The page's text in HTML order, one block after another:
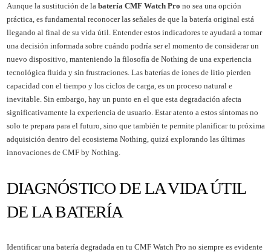
Aunque la sustitución de la batería CMF Watch Pro no sea una opción
práctica, es fundamental reconocer las señales de que la batería original está
llegando al final de su vida útil. Entender estos indicadores te ayudará a tomar
una decisión informada sobre cuándo podría ser el momento de considerar un
nuevo dispositivo, manteniendo la filosofía de Nothing de una experiencia
tecnológica fluida y sin frustraciones. Las baterías de iones de litio pierden
capacidad con el tiempo y los ciclos de carga, es un proceso natural e
inevitable. Sin embargo, hay un punto en el que esta degradación afecta
significativamente la experiencia de usuario. Estar atento a estos síntomas no
solo te prepara para el futuro, sino que también te permite planificar tu próxima
adquisición dentro del ecosistema Nothing, quizá explorando las últimas
innovaciones de CMF by Nothing.
DIAGNÓSTICO DE LA VIDA ÚTIL
DE LA BATERÍA
Identificar una batería degradada en tu CMF Watch Pro no siempre es evidente